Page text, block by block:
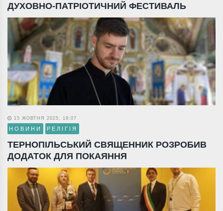
ДУХОВНО-ПАТРІОТИЧНИЙ ФЕСТИВАЛЬ
15 ЖОВТНЯ 2025, 19:07
НОВИНИ РЕЛІГІЯ
ТЕРНОПІЛЬСЬКИЙ СВЯЩЕННИК РОЗРОБИВ
ДОДАТОК ДЛЯ ПОКАЯННЯ